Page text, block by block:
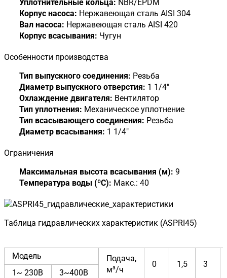
Уплотнительные кольца: NBR/EPDM
Корпус насоса: Нержавеющая сталь AISI 304
Вал насоса: Нержавеющая сталь AISI 420
Корпус всасывания: Чугун
Особенности производства
Тип выпускного соединения: Резьба
Диаметр выпускного отверстия: 1 1/4"
Охлаждение двигателя: Вентилятор
Тип уплотнения: Механическое уплотнение
Тип всасывающего соединения: Резьба
Диаметр всасывания: 1 1/4"
Ограничения
Максимальная высота всасывания (м): 9
Температура воды (ºC): Макс.: 40
Таблица гидравлических характеристик (ASPRI45)
Модель
Подача,
м³/ч
0 1,5
3
1~ 230В
3~400В